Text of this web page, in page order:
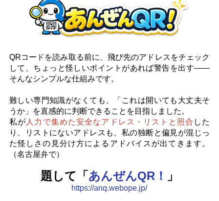
QRコードを読み取る前に、飛び先のアドレスをチェック
して、ちょっと怪しいポイントがあれば警告を出す――
そんなシンプルな仕組みです。
難しい専門知識がなくても、「これは開いても大丈夫そ
うか」を直感的に判断できることを目指しました。
私が 人力で集めた安全なアドレス・リストと照合 した
り、リストにないアドレスも、私の独断と偏見が混じっ
た怪しさの見分け方によるアドバイスが出てきます。
（名古屋弁で）
題して「 あんぜんQR！ 」
https://anq.webope.jp/